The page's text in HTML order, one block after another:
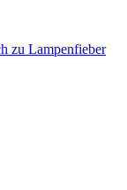
zu Lampenfieber